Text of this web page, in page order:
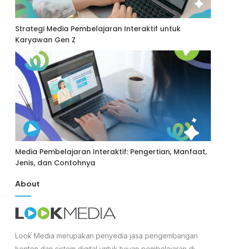
Strategi Media Pembelajaran Interaktif untuk
Karyawan Gen Z
Media Pembelajaran Interaktif: Pengertian, Manfaat,
Jenis, dan Contohnya
About
Look Media merupakan penyedia jasa pengembangan